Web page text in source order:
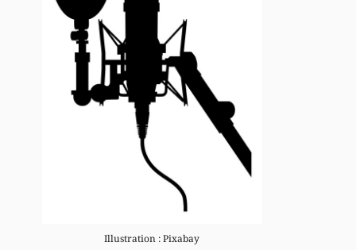
Illustration : Pixabay